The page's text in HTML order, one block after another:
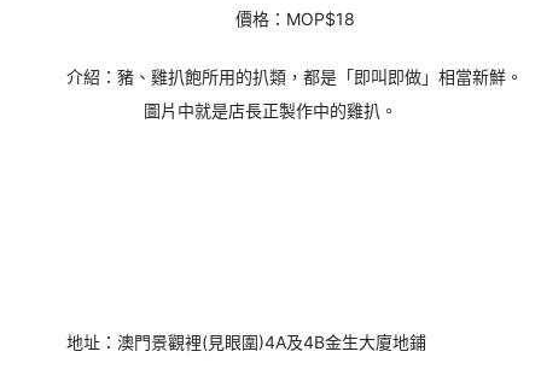
價格：MOP$18
介紹：豬、雞扒飽所用的扒類，都是「即叫即做」相當新鮮。
圖片中就是店長正製作中的雞扒。
地址：澳門景觀裡(見眼圍)4A及4B金生大廈地鋪